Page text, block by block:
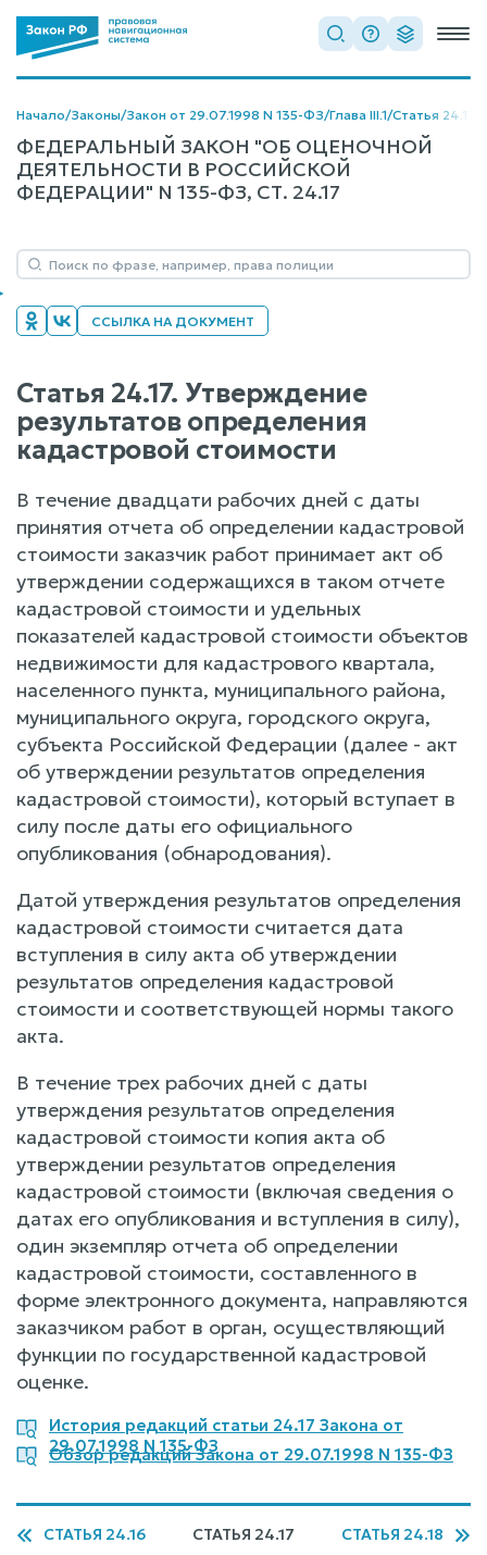
Начало/Законы/Закон от 29.07.1998 N 135-ФЗ/Глава III.1/Статья 24.17
ФЕДЕРАЛЬНЫЙ ЗАКОН "ОБ ОЦЕНОЧНОЙ
ДЕЯТЕЛЬНОСТИ В РОССИЙСКОЙ
ФЕДЕРАЦИИ" N 135-ФЗ, СТ. 24.17
ССЫЛКА НА ДОКУМЕНТ
Статья 24.17. Утверждение
результатов определения
кадастровой стоимости
В течение двадцати рабочих дней с даты
принятия отчета об определении кадастровой
стоимости заказчик работ принимает акт об
утверждении содержащихся в таком отчете
кадастровой стоимости и удельных
показателей кадастровой стоимости объектов
недвижимости для кадастрового квартала,
населенного пункта, муниципального района,
муниципального округа, городского округа,
субъекта Российской Федерации (далее - акт
об утверждении результатов определения
кадастровой стоимости), который вступает в
силу после даты его официального
опубликования (обнародования).
Датой утверждения результатов определения
кадастровой стоимости считается дата
вступления в силу акта об утверждении
результатов определения кадастровой
стоимости и соответствующей нормы такого
акта.
В течение трех рабочих дней с даты
утверждения результатов определения
кадастровой стоимости копия акта об
утверждении результатов определения
кадастровой стоимости (включая сведения о
датах его опубликования и вступления в силу),
один экземпляр отчета об определении
кадастровой стоимости, составленного в
форме электронного документа, направляются
заказчиком работ в орган, осуществляющий
функции по государственной кадастровой
оценке.
История редакций статьи 24.17 Закона от
29.07.1998 N 135-ФЗ
Обзор редакций Закона от 29.07.1998 N 135-ФЗ
СТАТЬЯ 24.16 СТАТЬЯ 24.17 СТАТЬЯ 24.18